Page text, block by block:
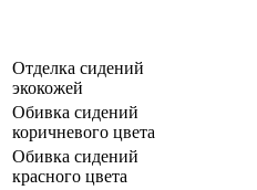
Отделка сидений
экокожей
Обивка сидений
коричневого цвета
Обивка сидений
красного цвета